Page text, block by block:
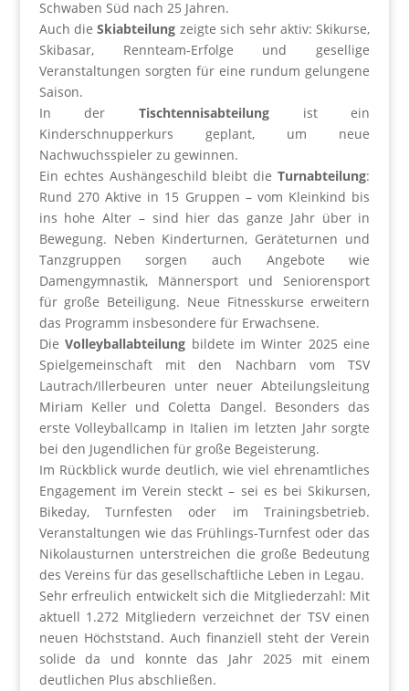
Schwaben Süd nach 25 Jahren.
Auch dieSkiabteilung zeigte sich sehr aktiv: Skikurse,
Skibasar, Rennteam-Erfolge und gesellige
Veranstaltungen sorgten für eine rundum gelungene
Saison.
In der Tischtennisabteilung ist ein
Kinderschnupperkurs geplant, um neue
Nachwuchsspieler zu gewinnen.
Ein echtes Aushängeschild bleibt dieTurnabteilung:
Rund 270 Aktive in 15 Gruppen – vom Kleinkind bis
ins hohe Alter – sind hier das ganze Jahr über in
Bewegung. Neben Kinderturnen, Geräteturnen und
Tanzgruppen sorgen auch Angebote wie
Damengymnastik, Männersport und Seniorensport
für große Beteiligung. Neue Fitnesskurse erweitern
das Programm insbesondere für Erwachsene.
DieVolleyballabteilung bildete im Winter 2025 eine
Spielgemeinschaft mit den Nachbarn vom TSV
Lautrach/Illerbeuren unter neuer Abteilungsleitung
Miriam Keller und Coletta Dangel. Besonders das
erste Volleyballcamp in Italien im letzten Jahr sorgte
bei den Jugendlichen für große Begeisterung.
Im Rückblick wurde deutlich, wie viel ehrenamtliches
Engagement im Verein steckt – sei es bei Skikursen,
Bikeday, Turnfesten oder im Trainingsbetrieb.
Veranstaltungen wie das Frühlings-Turnfest oder das
Nikolausturnen unterstreichen die große Bedeutung
des Vereins für das gesellschaftliche Leben in Legau.
Sehr erfreulich entwickelt sich die Mitgliederzahl: Mit
aktuell 1.272 Mitgliedern verzeichnet der TSV einen
neuen Höchststand. Auch finanziell steht der Verein
solide da und konnte das Jahr 2025 mit einem
deutlichen Plus abschließen.